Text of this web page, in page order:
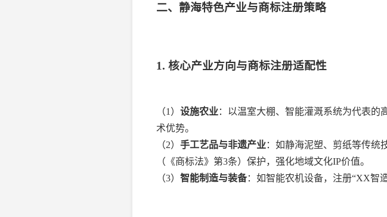
二、静海特色产业与商标注册策略
1. 核心产业方向与商标注册适配性
（1） 设施农业：以温室大棚、智能灌溉系统为代表的
术优势。
（2） 手工艺品与非遗产业：如静海泥塑、剪纸等传统
（《商标法》第3条）保护，强化地域文化IP价值。
（3） 智能制造与装备：如智能农机设备，注册“XX智